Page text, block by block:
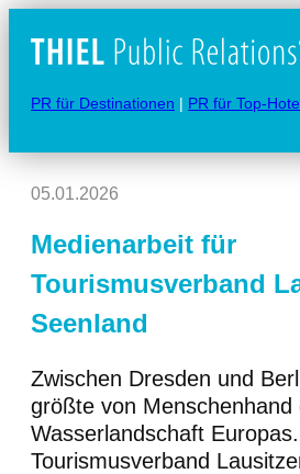
PR für Destinationen | PR für Top-
05.01.2026
Medienarbeit für
Tourismusverband
Seenland
Zwischen Dresden und
größte von Menschenhand
Wasserlandschaft
Tourismusverband